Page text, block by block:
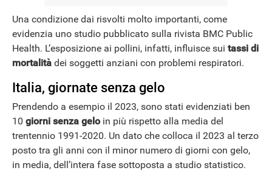
Una condizione dai risvolti molto importanti, come
evidenzia uno studio pubblicato sulla rivista BMC Public
Health. L’esposizione ai pollini, infatti, influisce sui tassi di
mortalità dei soggetti anziani con problemi respiratori.
Italia, giornate senza gelo
Prendendo a esempio il 2023, sono stati evidenziati ben
10 giorni senza geloin più rispetto alla media del
trentennio 1991-2020. Un dato che colloca il 2023 al terzo
posto tra gli anni con il minor numero di giorni con gelo,
in media, dell’intera fase sottoposta a studio statistico.